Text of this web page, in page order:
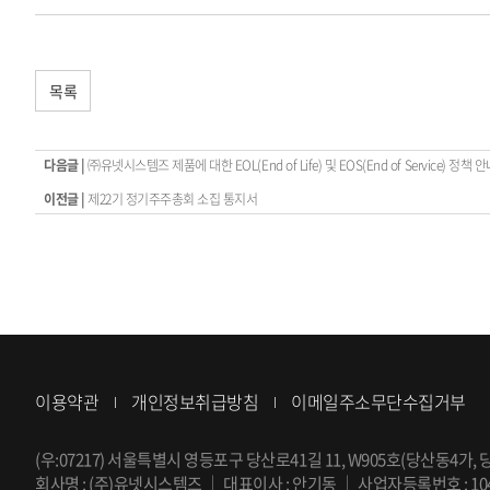
목록
다음글 |㈜유넷시스템즈 제품에 대한 EOL(End of Life) 및 EOS(End of Service) 정책 안
이전글 | 제22기 정기주주총회 소집 통지서
이용약관 개인정보취급방침 이메일주소무단수집거부
(우:07217) 서울특별시 영등포구 당산로41길 11, W905호(당산동4가,
회사명 : (주)유넷시스템즈 ｜ 대표이사 : 안기동 ｜ 사업자등록번호 :